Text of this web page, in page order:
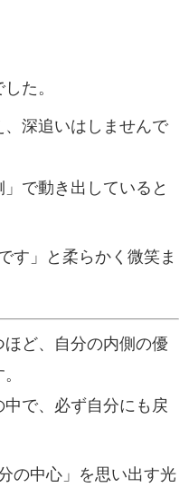
た。
深追いはしませんで
で動き出していると
す」と柔らかく微笑ま
ど、自分の内側の優
で、必ず自分にも戻
の中心」を思い出す光